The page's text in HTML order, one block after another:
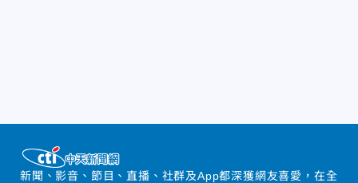
新聞、影音、節目、直播、社群及App都深獲網友喜愛，在全